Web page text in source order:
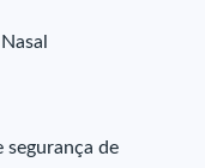
segurança de